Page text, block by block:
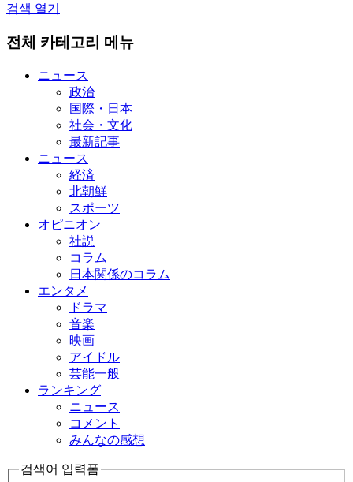
검색 열기
전체 카테고리 메뉴
ニュース
政治
国際・日本
社会・文化
最新記事
ニュース
経済
北朝鮮
スポーツ
オピニオン
社説
コラム
日本関係のコラム
エンタメ
ドラマ
音楽
映画
アイドル
芸能一般
ランキング
ニュース
コメント
みんなの感想
검색어 입력폼